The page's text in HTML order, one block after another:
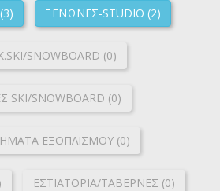
ΞΕΝΩΝΕΣ-STUDIO (2)
SNOWBOARD (0)
SKI/SNOWBOARD (0)
ΕΞΟΠΛΙΣΜΟΥ (0)
ΕΣΤΙΑΤΟΡΙΑ/ΤΑΒΕΡΝΕΣ (0)